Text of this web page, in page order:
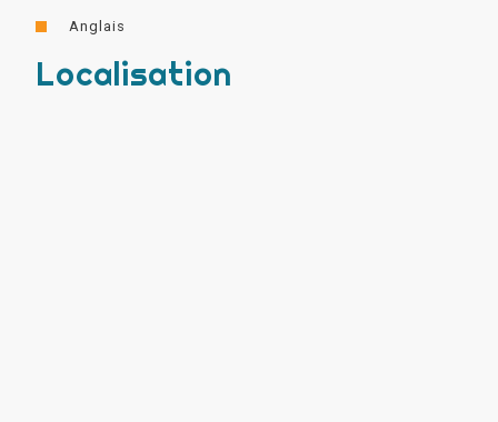
Anglais
Localisation